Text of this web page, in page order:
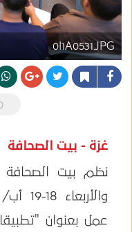
0I1A0531.JPG
غزة - بيت الصحافة
نظم بيت الصحافة
عمل بعنوان